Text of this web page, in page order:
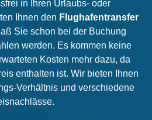
in Ihren Urlaubs- oder
Ihnen den Flughafentransfer
Sie schon bei der Buchung
werden. Es kommen keine
Kosten mehr dazu, da
enthalten ist. Wir bieten Ihnen
Verhältnis und verschiedene